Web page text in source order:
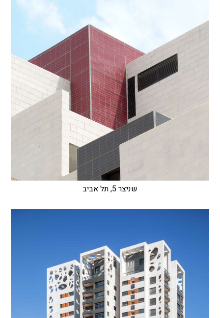
שניצר 5, תל אביב